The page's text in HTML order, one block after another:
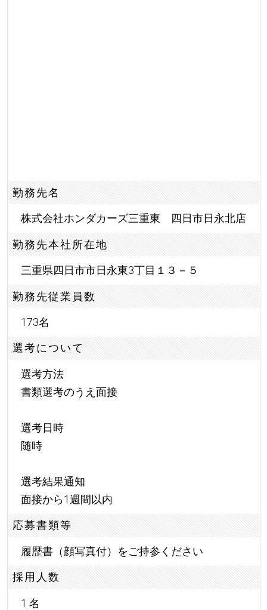
勤務先名
株式会社ホンダカーズ三重東 四日市日永北店
勤務先本社所在地
三重県四日市市日永東3丁目１３－５
勤務先従業員数
173名
選考について
選考方法
書類選考のうえ面接
選考日時
随時
選考結果通知
面接から1週間以内
応募書類等
履歴書（顔写真付）をご持参ください
採用人数
1 名